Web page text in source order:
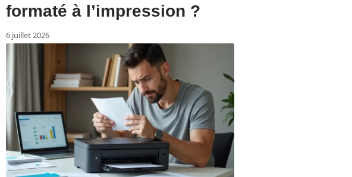
formaté à l’impression ?
6 juillet 2026